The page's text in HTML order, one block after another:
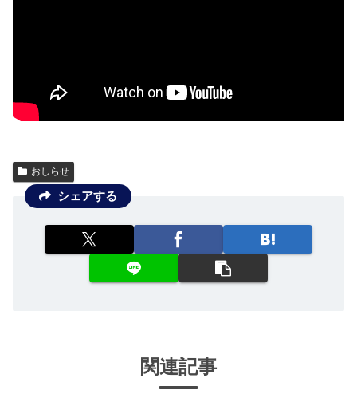
おしらせ
シェアする
関連記事